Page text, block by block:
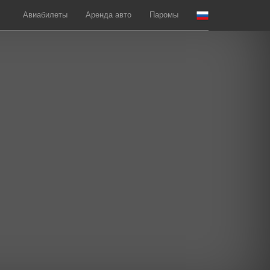
Авиабилеты Аренда авто Паромы